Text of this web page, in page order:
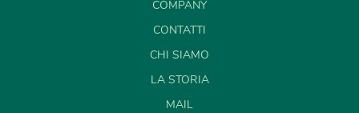
COMPANY
CONTATTI
CHI SIAMO
LA STORIA
MAIL